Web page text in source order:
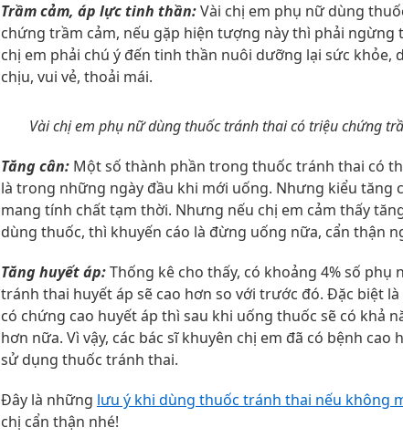
Trầm cảm, áp lực tinh thần:Vài chị em phụ nữ dùng
chứng trầm cảm, nếu gặp hiện tượng này thì phải ngừng
chị em phải chú ý đến tinh thần nuôi dưỡng lại sức khỏe,
chịu, vui vẻ, thoải mái.
Vài chị em phụ nữ dùng thuốc tránh thai có triệu chứng
Tăng cân: Một số thành phần trong thuốc tránh thai có
là trong những ngày đầu khi mới uống. Nhưng kiểu tăng
mang tính chất tạm thời. Nhưng nếu chị em cảm thấy
dùng thuốc, thì khuyến cáo là đừng uống nữa, cẩn thận
Tăng huyết áp:Thống kê cho thấy, có khoảng 4% số phụ
tránh thai huyết áp sẽ cao hơn so với trước đó. Đặc biệt
có chứng cao huyết áp thì sau khi uống thuốc sẽ có khả
hơn nữa. Vì vậy, các bác sĩ khuyên chị em đã có bệnh cao
sử dụng thuốc tránh thai.
Đây là những lưu ý khi dùng thuốc tránh thai nếu không
chị cẩn thận nhé!